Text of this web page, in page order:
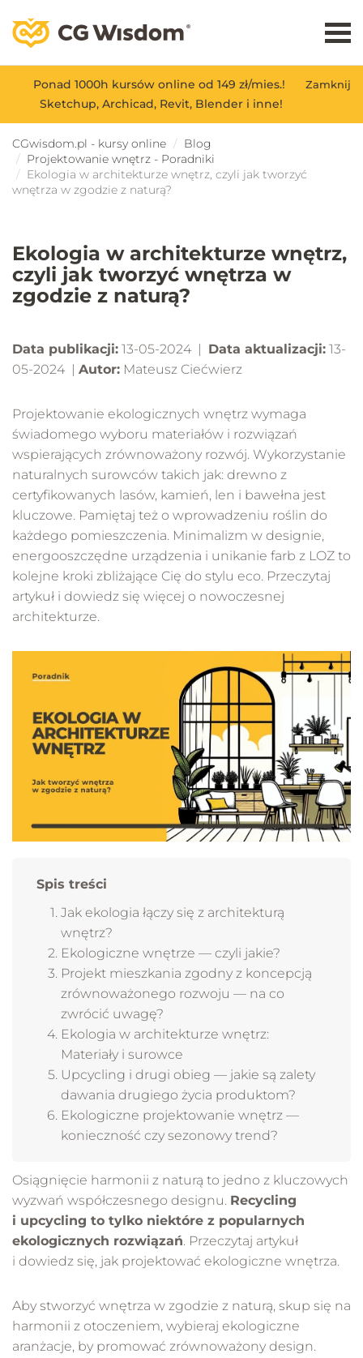
Zamknij
Ponad 1000h kursów online od 149 zł/mies.!
Sketchup, Archicad, Revit, Blender i inne!
CGwisdom.pl - kursy online
Blog
Projektowanie wnętrz - Poradniki
Ekologia w architekturze wnętrz, czyli jak tworzyć
wnętrza w zgodzie z naturą?
Ekologia w architekturze wnętrz,
czyli jak tworzyć wnętrza w
zgodzie z naturą?
Data publikacji: 13-05-2024 | Data aktualizacji: 13-
05-2024 | Autor: Mateusz Ciećwierz
Projektowanie ekologicznych wnętrz wymaga
świadomego wyboru materiałów i rozwiązań
wspierających zrównoważony rozwój. Wykorzystanie
naturalnych surowców takich jak: drewno z
certyfikowanych lasów, kamień, len i bawełna jest
kluczowe. Pamiętaj też o wprowadzeniu roślin do
każdego pomieszczenia. Minimalizm w designie,
energooszczędne urządzenia i unikanie farb z LOZ to
kolejne kroki zbliżające Cię do stylu eco. Przeczytaj
artykuł i dowiedz się więcej o nowoczesnej
architekturze.
Spis treści
Jak ekologia łączy się z architekturą
wnętrz?
Ekologiczne wnętrze — czyli jakie?
Projekt mieszkania zgodny z koncepcją
zrównoważonego rozwoju — na co
zwrócić uwagę?
Ekologia w architekturze wnętrz:
Materiały i surowce
Upcycling i drugi obieg — jakie są zalety
dawania drugiego życia produktom?
Ekologiczne projektowanie wnętrz —
konieczność czy sezonowy trend?
Osiągnięcie harmonii z naturą to jedno z kluczowych
wyzwań współczesnego designu. Recycling
i upcycling to tylko niektóre z popularnych
ekologicznych rozwiązań. Przeczytaj artykuł
i dowiedz się, jak projektować ekologiczne wnętrza.
Aby stworzyć wnętrza w zgodzie z naturą, skup się na
harmonii z otoczeniem, wybieraj ekologiczne
aranżacje, by promować zrównoważony design.